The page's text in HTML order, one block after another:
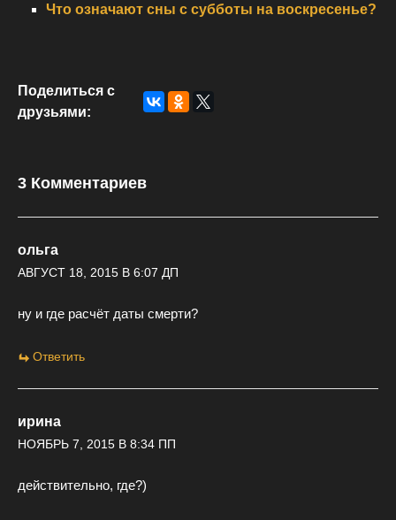
Что означают сны с субботы на воскресенье?
Поделиться с
друзьями:
3 Комментариев
ольга
АВГУСТ 18, 2015 В 6:07 ДП
ну и где расчёт даты смерти?
Ответить
ирина
НОЯБРЬ 7, 2015 В 8:34 ПП
действительно, где?)